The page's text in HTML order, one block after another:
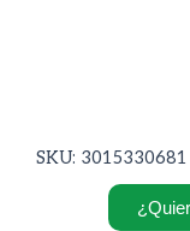
SKU: 3015330681